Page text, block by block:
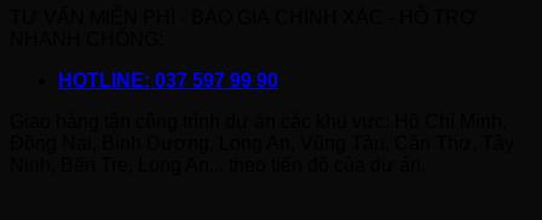
HOTLINE: 037 597 99 90